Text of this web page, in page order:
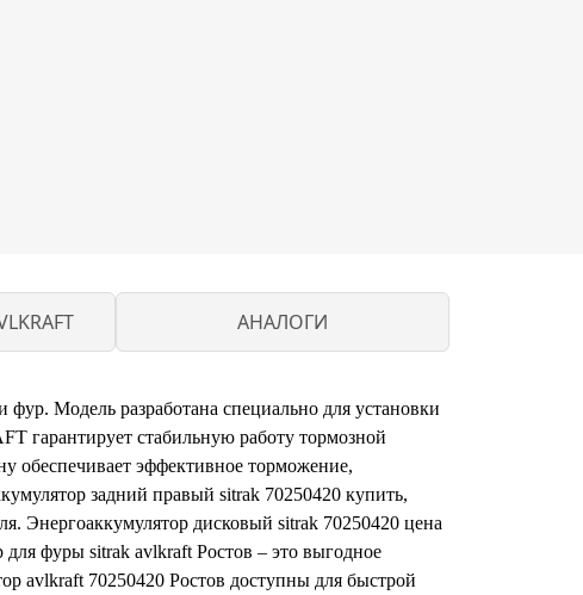
АНАЛОГИ
Модель разработана специально для установки
гарантирует стабильную работу тормозной
обеспечивает эффективное торможение,
задний правый sitrak 70250420 купить,
Энергоаккумулятор дисковый sitrak 70250420 цена
для фуры sitrak avlkraft Ростов – это выгодное
avlkraft 70250420 Ростов доступны для быстрой